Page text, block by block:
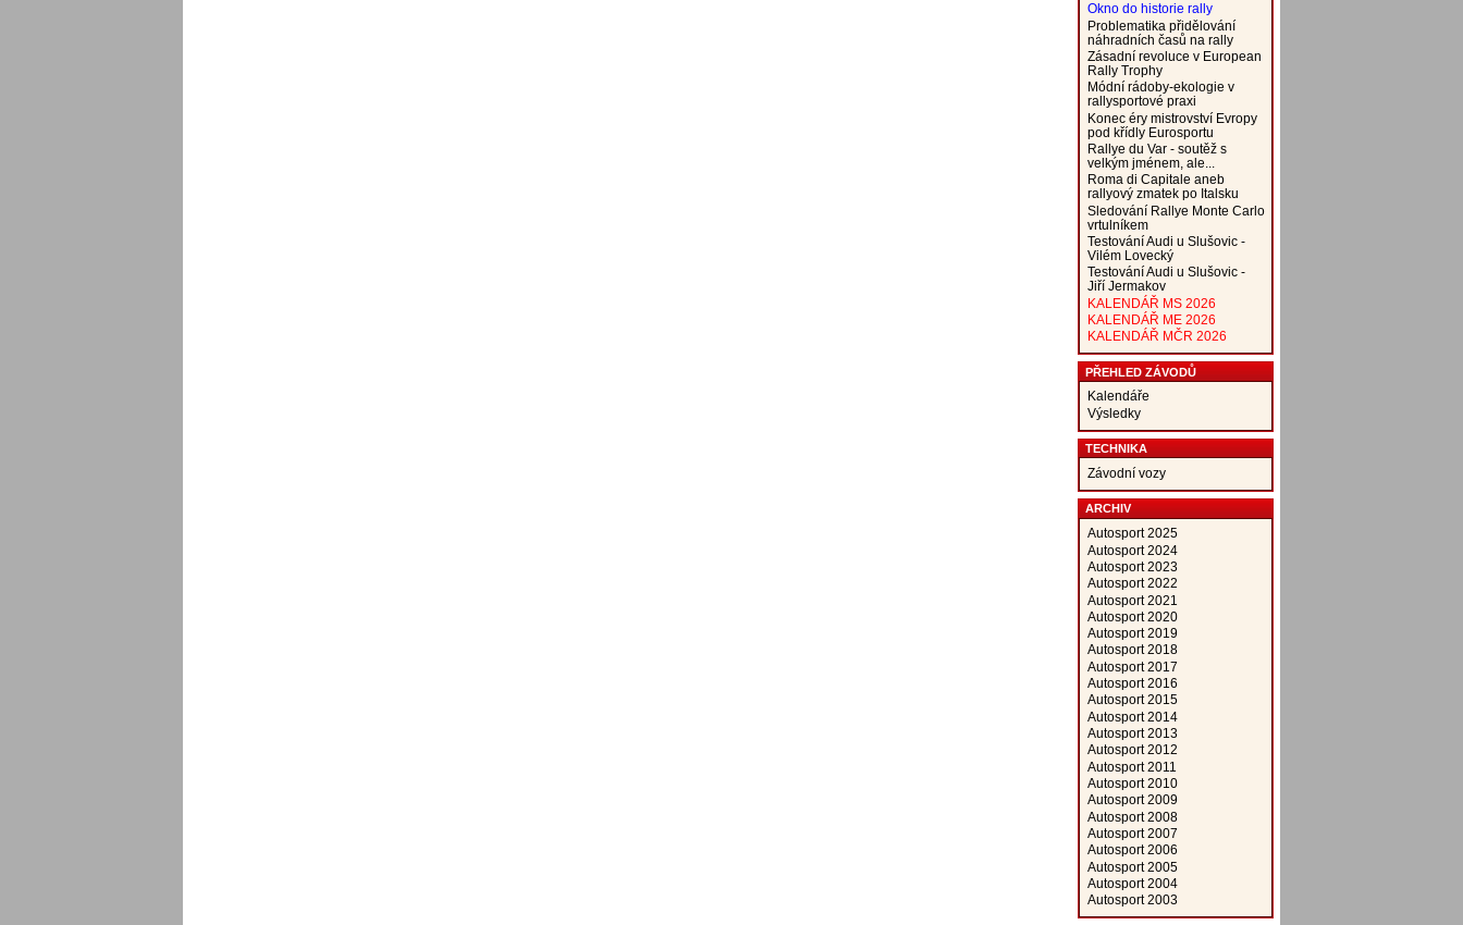
Okno do historie rally
Problematika přidělování
náhradních časů na rally
Zásadní revoluce v European
Rally Trophy
Módní rádoby-ekologie v
rallysportové praxi
Konec éry mistrovství Evropy
pod křídly Eurosportu
Rallye du Var - soutěž s
velkým jménem, ale...
Roma di Capitale aneb
rallyový zmatek po Italsku
Sledování Rallye Monte Carlo
vrtulníkem
Testování Audi u Slušovic -
Vilém Lovecký
Testování Audi u Slušovic -
Jiří Jermakov
KALENDÁŘ MS 2026
KALENDÁŘ ME 2026
KALENDÁŘ MČR 2026
PŘEHLED ZÁVODŮ
Kalendáře
Výsledky
TECHNIKA
Závodní vozy
ARCHIV
Autosport 2025
Autosport 2024
Autosport 2023
Autosport 2022
Autosport 2021
Autosport 2020
Autosport 2019
Autosport 2018
Autosport 2017
Autosport 2016
Autosport 2015
Autosport 2014
Autosport 2013
Autosport 2012
Autosport 2011
Autosport 2010
Autosport 2009
Autosport 2008
Autosport 2007
Autosport 2006
Autosport 2005
Autosport 2004
Autosport 2003